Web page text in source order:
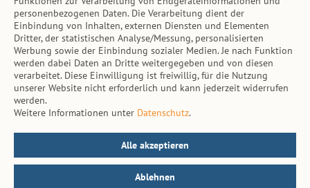
Tierarzt-Suche
Hinweise
AGB
Impressum
Datenschutz
Kontakt
personenbezogenen Daten. Die Verarbeitung dient der
Einbindung von Inhalten, externen Diensten und Elementen
Dritter, der statistischen Analyse/Messung, personalisierten
Werbung sowie der Einbindung sozialer Medien. Je nach Funktion
werden dabei Daten an Dritte weitergegeben und von diesen
verarbeitet. Diese Einwilligung ist freiwillig, für die Nutzung
unserer Website nicht erforderlich und kann jederzeit widerrufen
werden.
Weitere Informationen unter Datenschutz.
Alle akzeptieren
Ablehnen